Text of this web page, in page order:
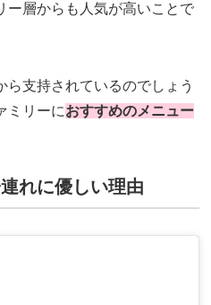
ー層からも人気が高いことで
ら支持されているのでしょう
ミリーにおすすめのメニュー
れに優しい理由